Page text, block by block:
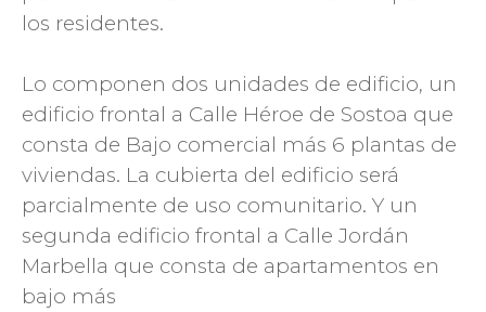
los residentes.
Lo componen dos unidades de edificio, un
edificio frontal a Calle Héroe de Sostoa que
consta de Bajo comercial más 6 plantas de
viviendas. La cubierta del edificio será
parcialmente de uso comunitario. Y un
segunda edificio frontal a Calle Jordán
Marbella que consta de apartamentos en
bajo más